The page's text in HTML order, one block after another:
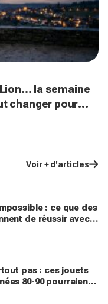
la semaine
changer pour
Voir + d'articles
: ce que des
de réussir avec
pourrait tout
pas : ces jouets
80-90 pourraient
d’euros